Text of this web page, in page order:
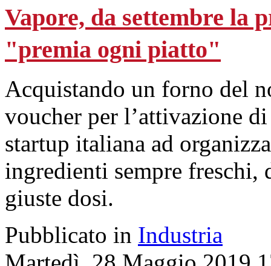
Vapore, da settembre la
"premia ogni piatto"
Acquistando un forno del
voucher per l’attivazione
startup italiana ad
ingredienti sempre freschi,
giuste dosi.
Pubblicato in Industria